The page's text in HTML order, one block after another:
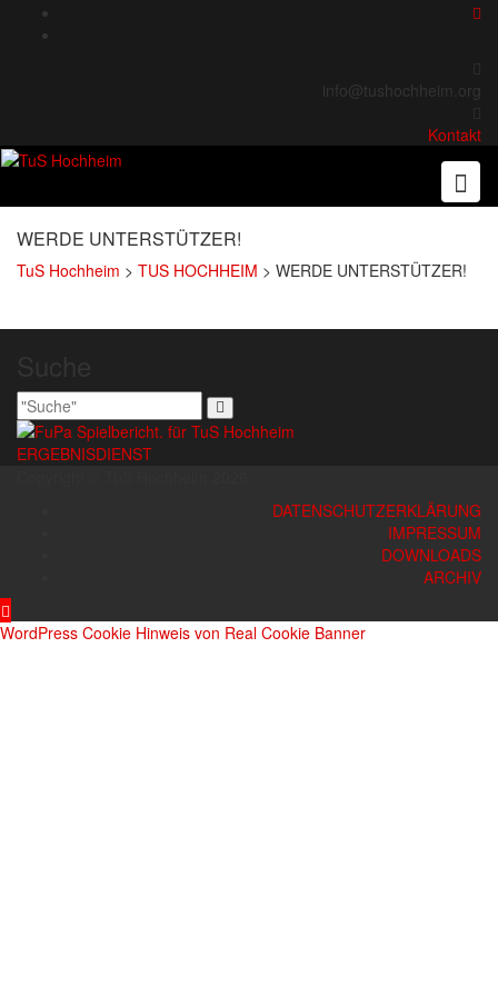
info@tushochheim.org
Kontakt
WERDE UNTERSTÜTZER!
TuS Hochheim > TUS HOCHHEIM > WERDE UNTERSTÜTZER!
ERGEBNISDIENST
DATENSCHUTZERKLÄRUNG
IMPRESSUM
DOWNLOADS
ARCHIV
WordPress Cookie Hinweis von Real Cookie Banner